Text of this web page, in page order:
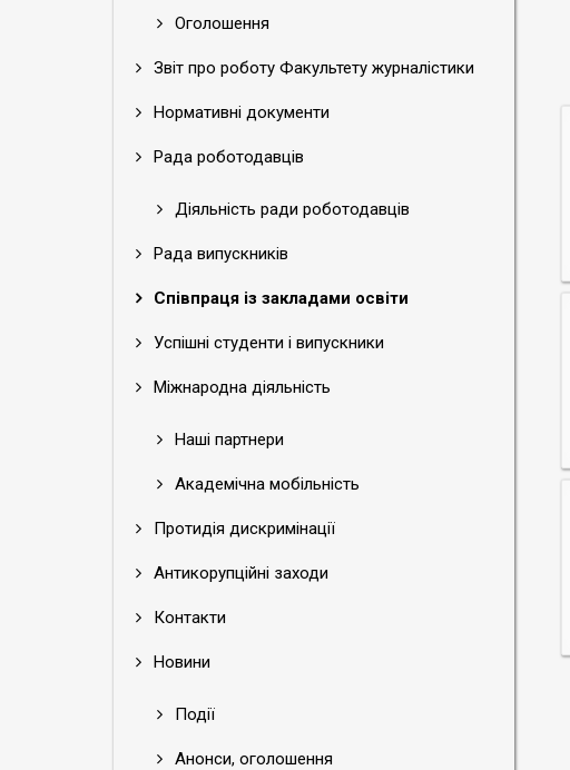
Оголошення
Звіт про роботу Факультету журналістики
Нормативні документи
Рада роботодавців
Діяльність ради роботодавців
Рада випускників
Співпраця із закладами освіти
Успішні студенти і випускники
Міжнародна діяльність
Наші партнери
Академічна мобільність
Протидія дискримінації
Антикорупційні заходи
Контакти
Новини
Події
Анонси, оголошення